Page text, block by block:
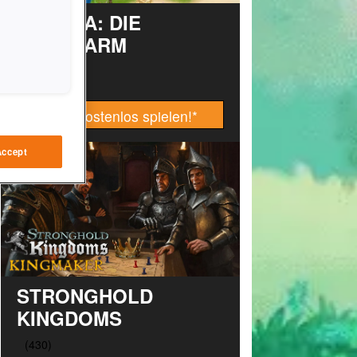
TAONGA: DIE
INSELFARM
Jetzt kostenlos spielen!*
STRONGHOLD
KINGDOMS